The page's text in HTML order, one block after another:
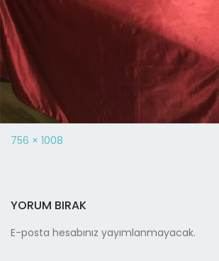
756 × 1008
YORUM BIRAK
E-posta hesabınız yayımlanmayacak.